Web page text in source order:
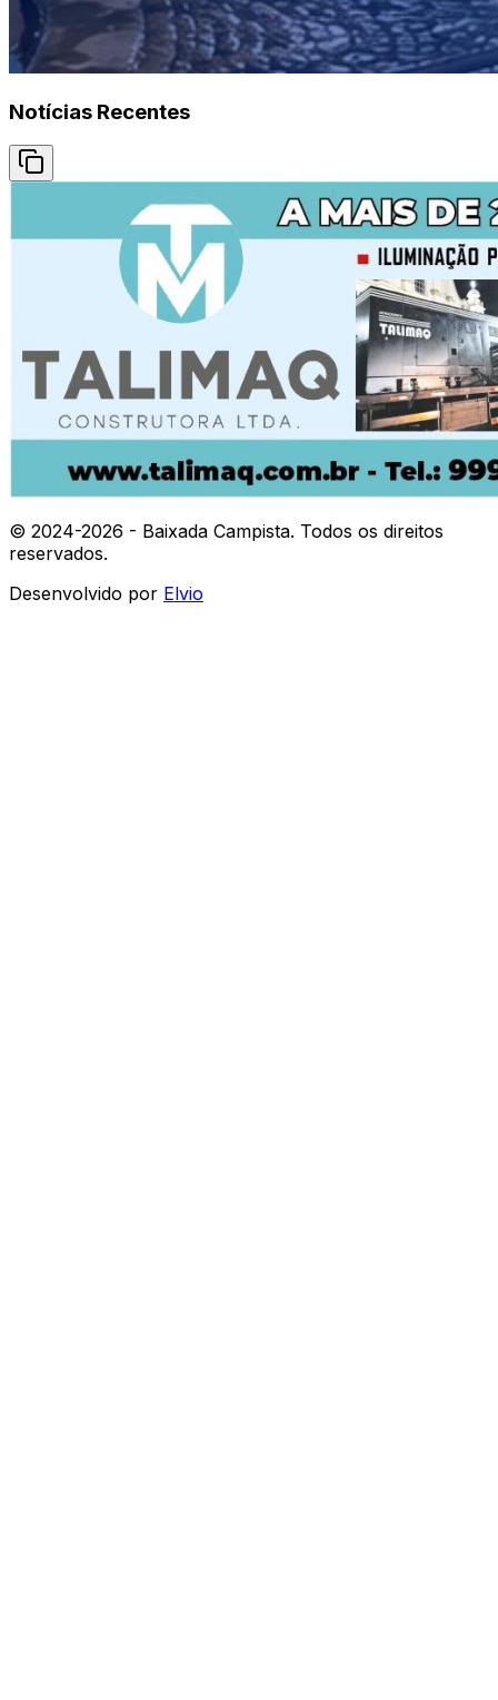
Notícias Recentes
© 2024-2026 - Baixada Campista. Todos os direitos
reservados.
Desenvolvido por Elvio